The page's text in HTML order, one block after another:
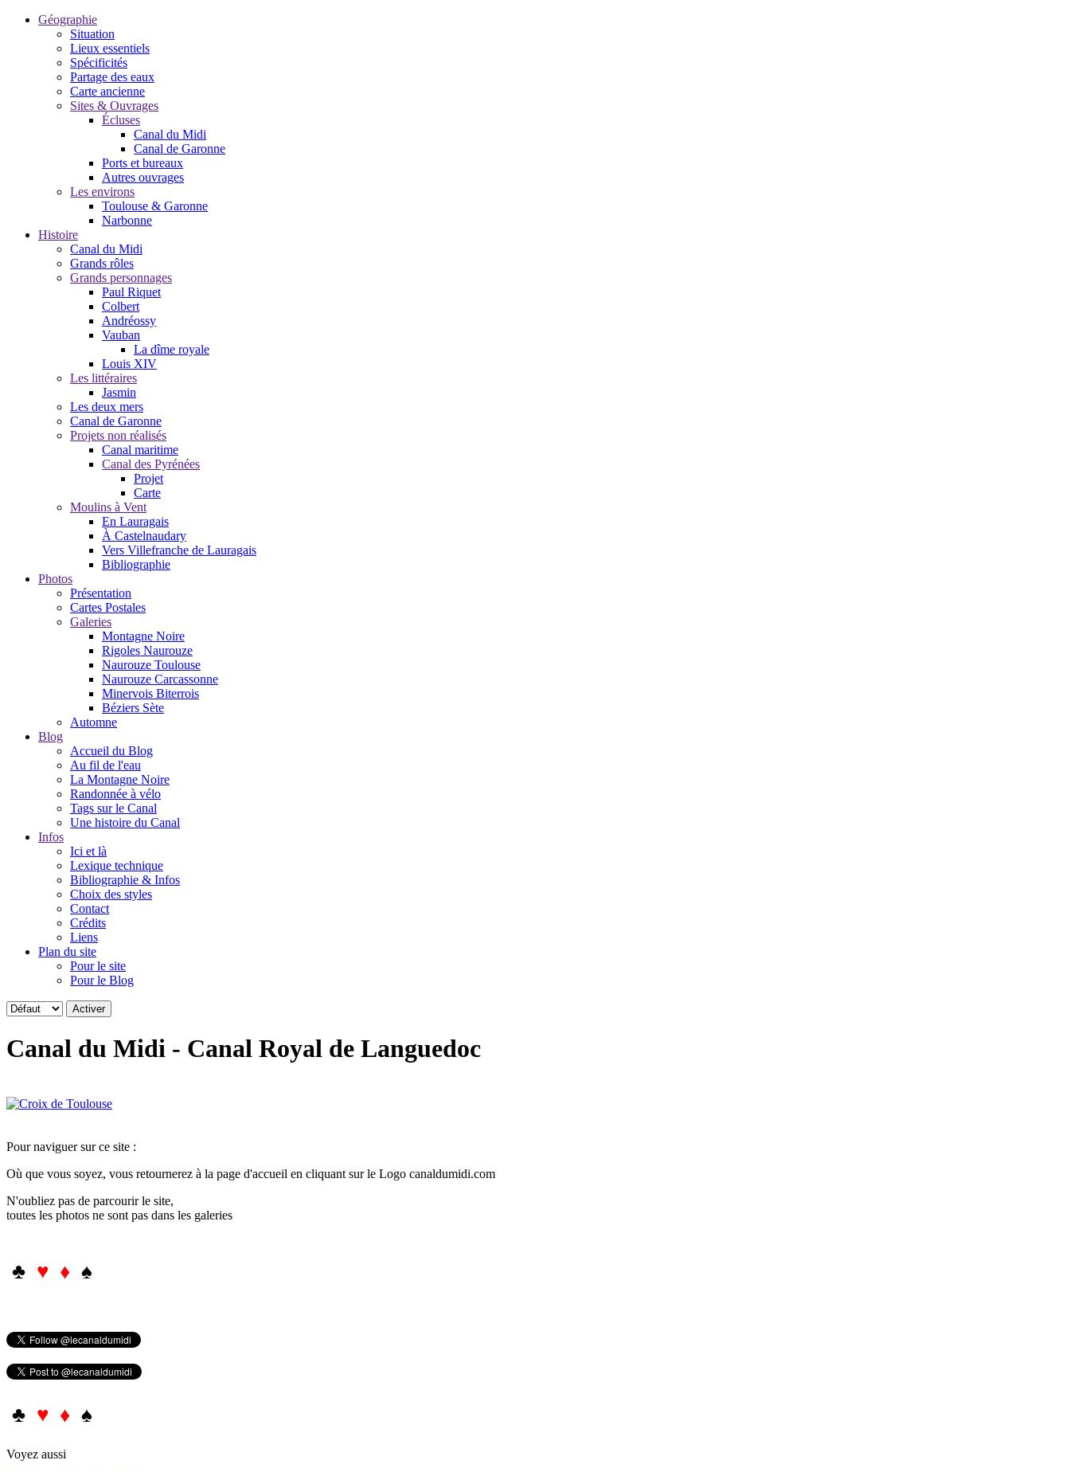
Géographie
Situation
Lieux essentiels
Spécificités
Partage des eaux
Carte ancienne
Sites & Ouvrages
Écluses
Canal du Midi
Canal de Garonne
Ports et bureaux
Autres ouvrages
Les environs
Toulouse & Garonne
Narbonne
Histoire
Canal du Midi
Grands rôles
Grands personnages
Paul Riquet
Colbert
Andréossy
Vauban
La dîme royale
Louis XIV
Les littéraires
Jasmin
Les deux mers
Canal de Garonne
Projets non réalisés
Canal maritime
Canal des Pyrénées
Projet
Carte
Moulins à Vent
En Lauragais
À Castelnaudary
Vers Villefranche de Lauragais
Bibliographie
Photos
Présentation
Cartes Postales
Galeries
Montagne Noire
Rigoles Naurouze
Naurouze Toulouse
Naurouze Carcassonne
Minervois Biterrois
Béziers Sète
Automne
Blog
Accueil du Blog
Au fil de l'eau
La Montagne Noire
Randonnée à vélo
Tags sur le Canal
Une histoire du Canal
Infos
Ici et là
Lexique technique
Bibliographie & Infos
Choix des styles
Contact
Crédits
Liens
Plan du site
Pour le site
Pour le Blog
Canal du Midi - Canal Royal de Languedoc
Pour naviguer sur ce site :
Où que vous soyez, vous retournerez à la page d'accueil en cliquant sur le Logo canaldumidi.com
N'oubliez pas de parcourir le site,
toutes les photos ne sont pas dans les galeries
♣ ♥ ♦ ♠
♣ ♥ ♦ ♠
Voyez aussi